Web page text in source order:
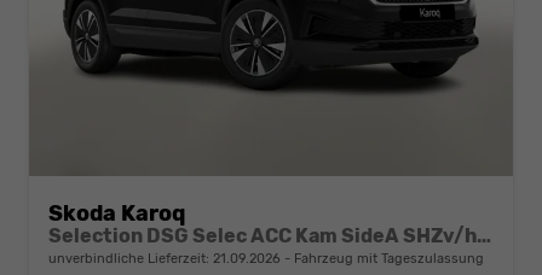
Skoda Karoq
Selection DSG Selec ACC Kam SideA SHZv/h Kessy SunS
unverbindliche Lieferzeit: 21.09.2026 Fahrzeug mit Tageszulassung